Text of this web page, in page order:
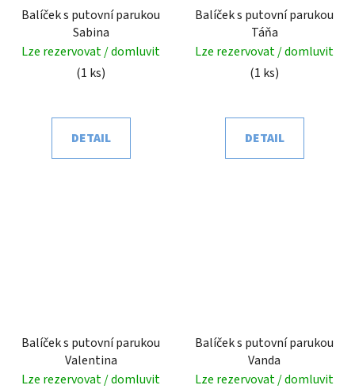
Balíček s putovní parukou
Sabina
Lze rezervovat / domluvit
(1 ks)
DETAIL
Balíček s putovní parukou
Táňa
Lze rezervovat / domluvit
(1 ks)
DETAIL
Balíček s putovní parukou
Valentina
Lze rezervovat / domluvit
Balíček s putovní parukou
Vanda
Lze rezervovat / domluvit